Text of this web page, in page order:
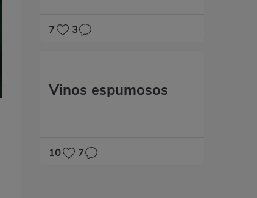
7 3
Vinos espumosos
10 7